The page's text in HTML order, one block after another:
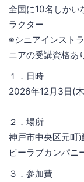
全国に10名しかい
ラクター
※シニアインスト
ニアの受講資格あ
１．日時
2026年12月3日(
２．場所
神戸市中央区元町
ビーラブカンパ
３．参加費